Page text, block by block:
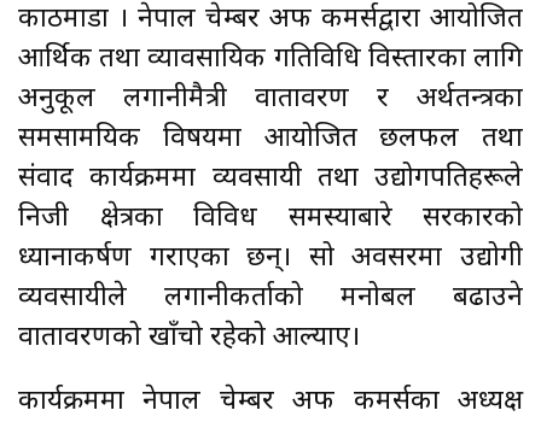
काठमाडौँ । नेपाल चेम्बर अफ कमर्सद्वारा आयोजित
आर्थिक तथा व्यावसायिक गतिविधि विस्तारका लागि
अनुकूल लगानीमैत्री वातावरण र अर्थतन्त्रका
समसामयिक विषयमा आयोजित छलफल तथा
संवाद कार्यक्रममा व्यवसायी तथा उद्योगपतिहरूले
निजी क्षेत्रका विविध समस्याबारे सरकारको
ध्यानाकर्षण गराएका छन्। सो अवसरमा उद्योगी
व्यवसायीले लगानीकर्ताको मनोबल बढाउने
वातावरणको खाँचो रहेको औँल्याए।
कार्यक्रममा नेपाल चेम्बर अफ कमर्सका अध्यक्ष